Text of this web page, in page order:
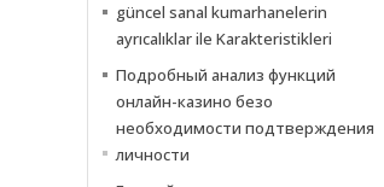
güncel sanal kumarhanelerin
ayrıcalıklar ile Karakteristikleri
Подробный анализ функций
онлайн-казино безо
необходимости подтверждения
личности